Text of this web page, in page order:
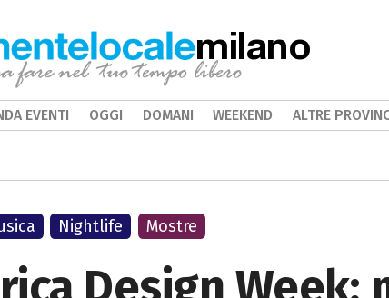
Design Week:
Nightlife Mostre
milano
EVENTI OGGI DOMANI WEEKEND ALTRE